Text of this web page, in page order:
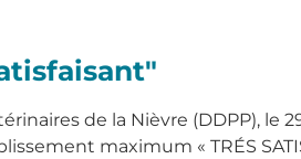
de la Nièvre (DDPP), le
maximum « TRÉS